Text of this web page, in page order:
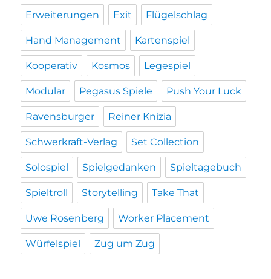
Erweiterungen Exit Flügelschlag
Hand Management Kartenspiel
Kooperativ Kosmos Legespiel
Modular Pegasus Spiele Push Your Luck
Ravensburger Reiner Knizia
Schwerkraft-Verlag Set Collection
Solospiel Spielgedanken Spieltagebuch
Spieltroll Storytelling Take That
Uwe Rosenberg Worker Placement
Würfelspiel Zug um Zug